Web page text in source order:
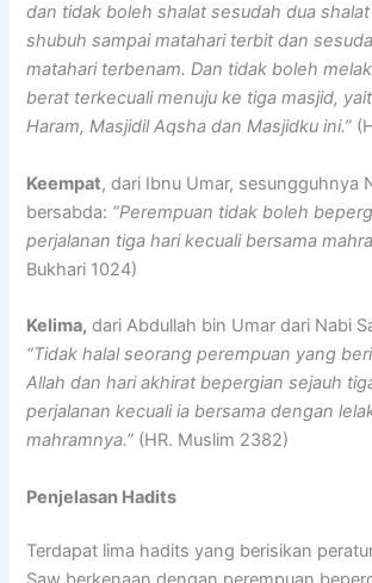
dan tidak boleh shalat sesudah dua
shubuh sampai matahari terbit dan
matahari terbenam. Dan tidak boleh
berat terkecuali menuju ke tiga masjid,
Haram, Masjidil Aqsha dan Masjidku ini.”
Keempat, dari Ibnu Umar, sesungguhnya
bersabda: “Perempuan tidak boleh
perjalanan tiga hari kecuali bersama
Bukhari 1024)
Kelima, dari Abdullah bin Umar dari Nabi
“Tidak halal seorang perempuan yang
Allah dan hari akhirat bepergian sejauh
perjalanan kecuali ia bersama dengan
mahramnya.” (HR. Muslim 2382)
Penjelasan Hadits
Terdapat lima hadits yang berisikan